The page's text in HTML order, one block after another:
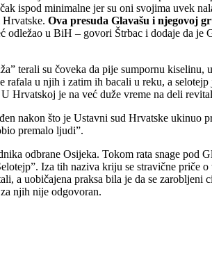
ispod minimalne jer su oni svojima uvek
Hrvatske. Ova presuda Glavašu i njegovoj
odležao u BiH – govori Štrbac i dodaje da je
terali su čoveka da pije sumpornu kiselinu,
u njih i zatim ih bacali u reku, a selotejp
Hrvatskoj je na već duže vreme na deli
nakon što je Ustavni sud Hrvatske ukinuo
premalo ljudi”.
odbrane Osijeka. Tokom rata snage pod
Iza tih naziva kriju se stravične priče o
a uobičajena praksa bila je da se zarobljeni
njih nije odgovoran.